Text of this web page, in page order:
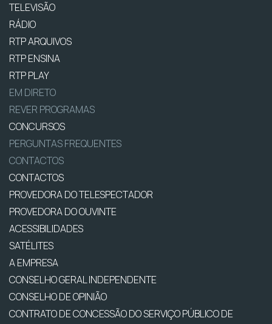
TELEVISÃO
RÁDIO
RTP ARQUIVOS
RTP ENSINA
RTP PLAY
EM DIRETO
REVER PROGRAMAS
CONCURSOS
PERGUNTAS FREQUENTES
CONTACTOS
CONTACTOS
PROVEDORA DO TELESPECTADOR
PROVEDORA DO OUVINTE
ACESSIBILIDADES
SATÉLITES
A EMPRESA
CONSELHO GERAL INDEPENDENTE
CONSELHO DE OPINIÃO
CONTRATO DE CONCESSÃO DO SERVIÇO PÚBLICO DE